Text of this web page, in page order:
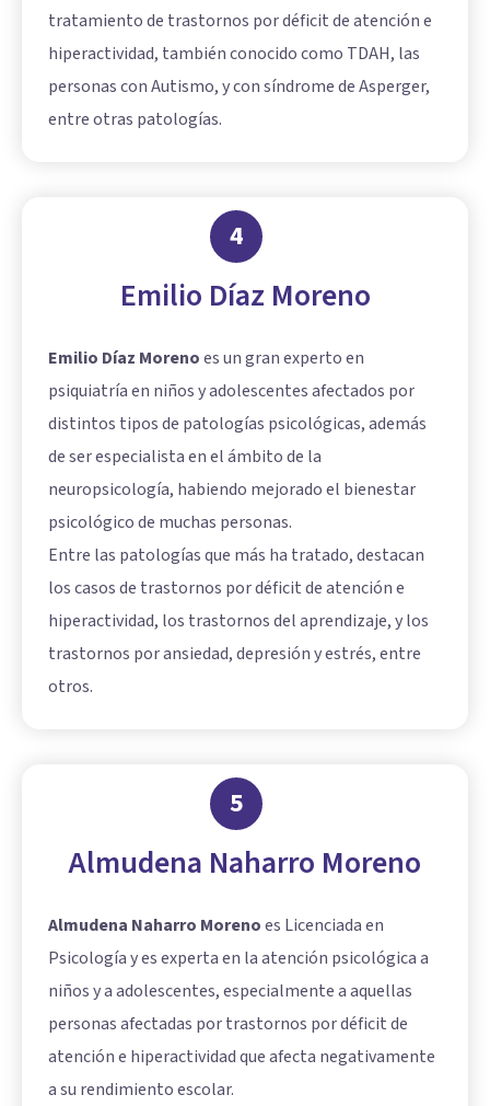
tratamiento de trastornos por déficit de atención e
hiperactividad, también conocido como TDAH, las
personas con Autismo, y con síndrome de Asperger,
entre otras patologías.
4
Emilio Díaz Moreno
Emilio Díaz Morenoes un gran experto en
psiquiatría en niños y adolescentes afectados por
distintos tipos de patologías psicológicas, además
de ser especialista en el ámbito de la
neuropsicología, habiendo mejorado el bienestar
psicológico de muchas personas.
Entre las patologías que más ha tratado, destacan
los casos de trastornos por déficit de atención e
hiperactividad, los trastornos del aprendizaje, y los
trastornos por ansiedad, depresión y estrés, entre
otros.
5
Almudena Naharro Moreno
Almudena Naharro Morenoes Licenciada en
Psicología y es experta en la atención psicológica a
niños y a adolescentes, especialmente a aquellas
personas afectadas por trastornos por déficit de
atención e hiperactividad que afecta negativamente
a su rendimiento escolar.